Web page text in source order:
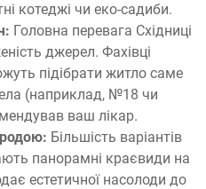
котеджі чи еко-садиби.
Головна перевага Східниці
джерел. Фахівці
підібрати житло саме
(наприклад, №18 чи
ваш лікар.
Більшість варіантів
панорамні краєвиди на
естетичної насолоди до